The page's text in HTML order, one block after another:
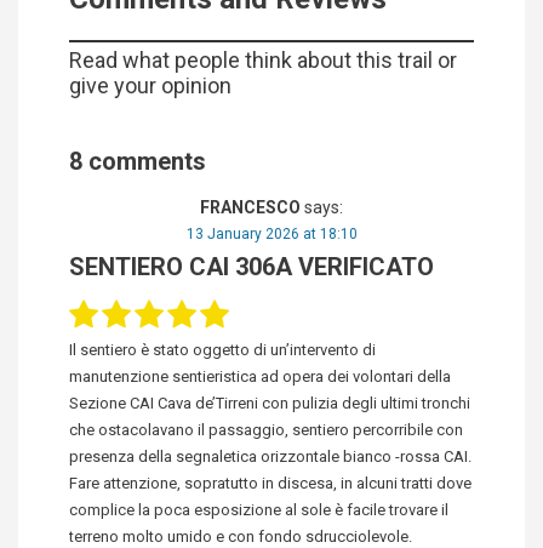
Read what people think about this trail or
give your opinion
8 comments
FRANCESCO says:
13 January 2026 at 18:10
SENTIERO CAI 306A VERIFICATO
Il sentiero è stato oggetto di un’intervento di
manutenzione sentieristica ad opera dei volontari della
Sezione CAI Cava de’Tirreni con pulizia degli ultimi tronchi
che ostacolavano il passaggio, sentiero percorribile con
presenza della segnaletica orizzontale bianco -rossa CAI.
Fare attenzione, sopratutto in discesa, in alcuni tratti dove
complice la poca esposizione al sole è facile trovare il
terreno molto umido e con fondo sdrucciolevole.